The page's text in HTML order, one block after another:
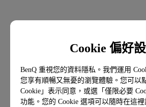
Cookie 偏好
BenQ 重視您的資料隱私。我們運用
您享有順暢又無憂的瀏覽體驗。您可以
Cookie」表示同意，或選「僅限必要
功能。您的 Cookie 選項可以隨時在這